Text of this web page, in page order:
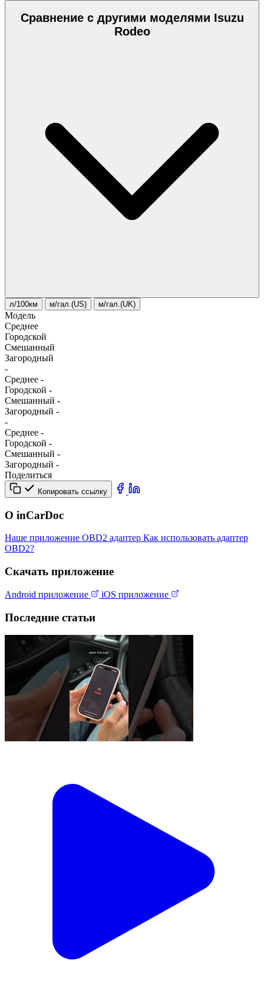
Сравнение с другими моделями Isuzu
Rodeo
л/100км м/гал.(US) м/гал.(UK)
Модель
Среднее
Городской
Смешанный
Загородный
-
Среднее -
Городской -
Смешанный -
Загородный -
-
Среднее -
Городской -
Смешанный -
Загородный -
Поделиться
Копировать ссылку
О inCarDoc
Наше приложение OBD2 адаптер Как использовать адаптер
OBD2?
Скачать приложение
Android приложение iOS приложение
Последние статьи